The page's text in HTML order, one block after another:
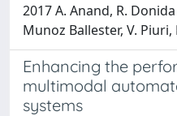
2017 A. Anand, R.
Munoz Ballester, V. Piuri,
Enhancing the
multimodal
systems